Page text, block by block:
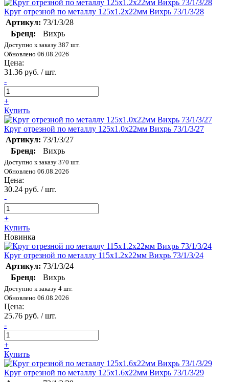
Круг отрезной по металлу 125х1.2х22мм Вихрь 73/1/3/28
Артикул: 73/1/3/28
Бренд:
Вихрь
Доступно к заказу 387 шт.
Обновлено 06.08.2026
Цена:
31.36 руб. / шт.
-
+
Купить
Круг отрезной по металлу 125х1.0х22мм Вихрь 73/1/3/27
Артикул: 73/1/3/27
Бренд:
Вихрь
Доступно к заказу 370 шт.
Обновлено 06.08.2026
Цена:
30.24 руб. / шт.
-
+
Купить
Новинка
Круг отрезной по металлу 115х1.2х22мм Вихрь 73/1/3/24
Артикул: 73/1/3/24
Бренд:
Вихрь
Доступно к заказу 4 шт.
Обновлено 06.08.2026
Цена:
25.76 руб. / шт.
-
+
Купить
Круг отрезной по металлу 125х1.6х22мм Вихрь 73/1/3/29